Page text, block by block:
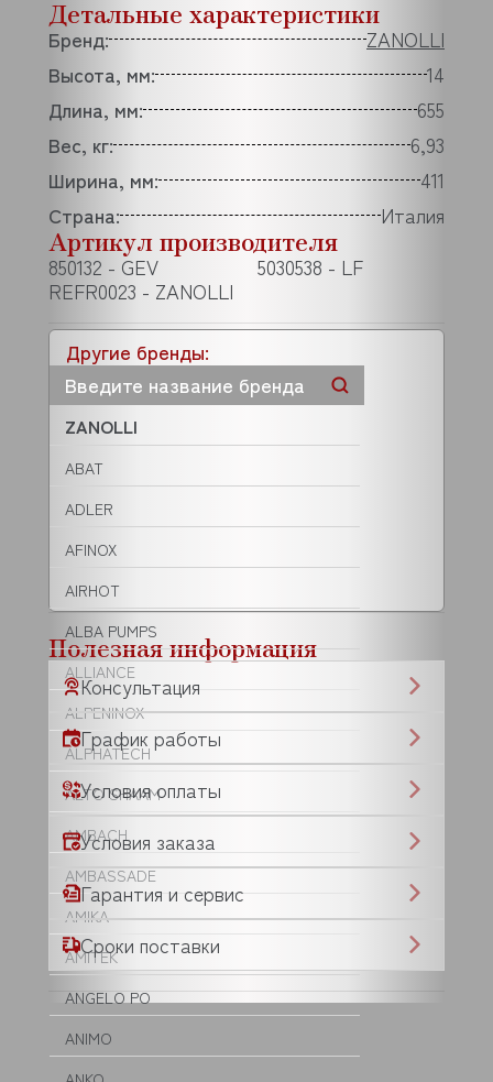
Другие бренды:
ZANOLLI
ABAT
ADLER
AFINOX
AIRHOT
ALBA PUMPS
ALLIANCE
ALPENINOX
ALPHATECH
ALTO SHAAM
AMBACH
AMBASSADE
AMIKA
AMITEK
ANGELO PO
ANIMO
Детальные характеристики
Бренд:
ZANOLLI
Высота, мм:
14
Длина, мм:
655
Вес, кг:
6,93
Ширина, мм:
411
Страна:
Италия
Артикул производителя
850132 - GEV
REFR0023 - ZANOLLI
5030538 - LF
Полезная информация
Консультация
График работы
Условия оплаты
Условия заказа
Гарантия и сервис
Сроки поставки